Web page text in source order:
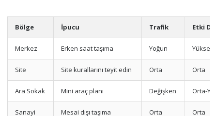
Bölge İpucu Trafik Etki
Merkez Erken saat taşıma Yoğun Yüksek
Site Site kurallarını teyit edin Orta Orta
Ara Sokak Mini araç planı Değişken Orta-
Sanayi Mesai dışı taşıma Orta Orta